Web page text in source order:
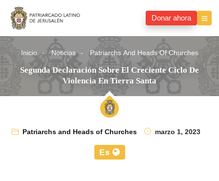
Donar ahora
Inicio Noticias Patriarchs And Heads Of Churches
Segunda Declaración Sobre El Creciente Ciclo De
Violencia En Tierra Santa
Patriarchs and Heads of Churches marzo 1, 2023
Es